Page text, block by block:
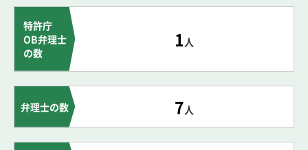
特許庁
OB弁理士
の数
1人
弁理士の数 7人